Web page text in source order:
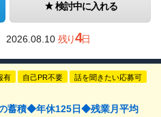
検討中に入れる
2026.08.10 残り4日
有 自己PR不要 話を聞きたい応募可
蓄積◆年休125日◆残業月平均